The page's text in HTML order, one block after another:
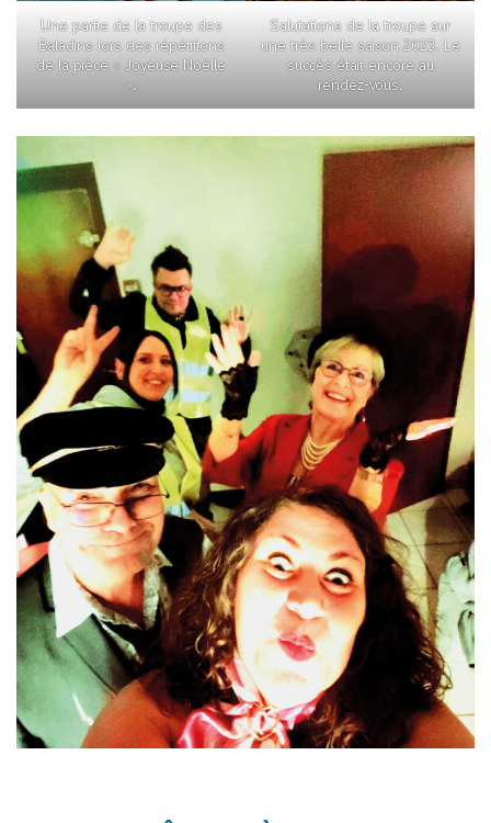
Une partie de la troupe des
Baladins lors des répétitions
de la pièce « Joyeuse Noëlle
».
Salutations de la troupe sur
une très belle saison 2023. Le
succès était encore au
rendez-vous.